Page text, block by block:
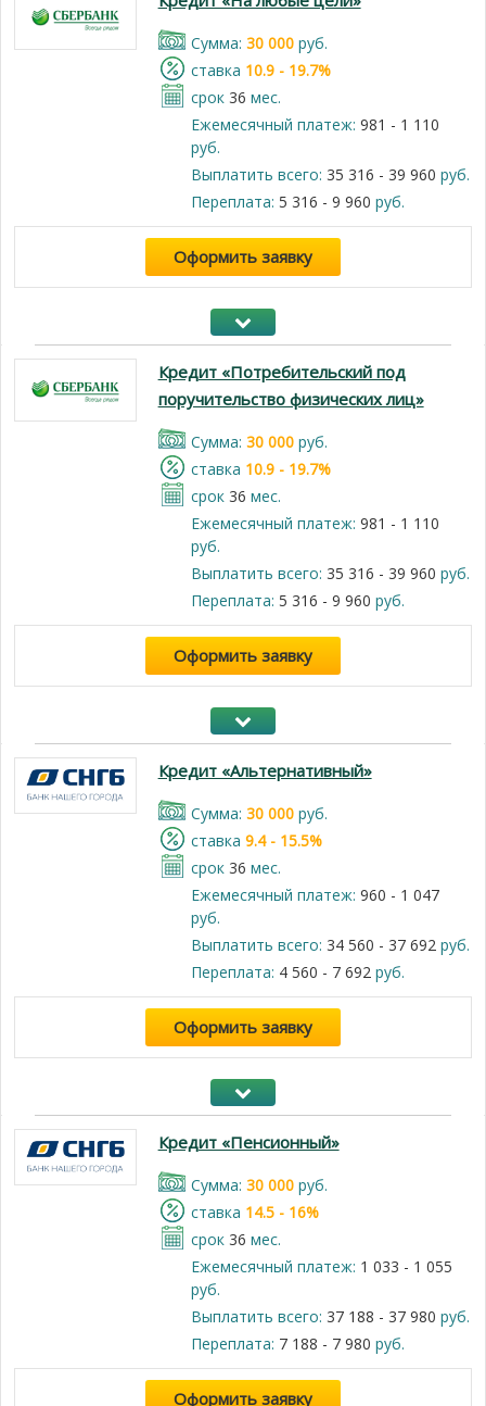
Cумма: 30 000руб.
cтавка 10.9 - 19.7%
срок 36 мес.
Ежемесячный платеж: 981 - 1 110
руб.
Выплатить всего: 35 316 - 39 960 руб.
Переплата: 5 316 - 9 960 руб.
Оформить заявку
Кредит «Потребительский под
поручительство физических лиц»
Cумма: 30 000руб.
cтавка 10.9 - 19.7%
срок 36 мес.
Ежемесячный платеж: 981 - 1 110
руб.
Выплатить всего: 35 316 - 39 960 руб.
Переплата: 5 316 - 9 960 руб.
Оформить заявку
Кредит «Альтернативный»
Cумма: 30 000руб.
cтавка 9.4 - 15.5%
срок 36 мес.
Ежемесячный платеж: 960 - 1 047
руб.
Выплатить всего: 34 560 - 37 692руб.
Переплата: 4 560 - 7 692руб.
Оформить заявку
Кредит «Пенсионный»
Cумма: 30 000руб.
cтавка 14.5 - 16%
срок 36 мес.
Ежемесячный платеж: 1 033 - 1 055
руб.
Выплатить всего: 37 188 - 37 980 руб.
Переплата: 7 188 - 7 980 руб.
Оформить заявку